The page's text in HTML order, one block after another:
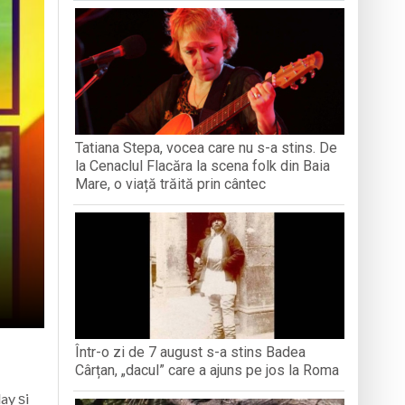
dedicat marelui voievod, la
stres, iar una dezvoltă anxietate,
orașul dintr-o perspectivă diferită
propriul talisman „prinzător de vise”
și
Tatiana Stepa, vocea care nu s-a stins. De
la Cenaclul Flacăra la scena folk din Baia
Mare, o viață trăită prin cântec
Într-o zi de 7 august s-a stins Badea
Cârțan, „dacul” care a ajuns pe jos la Roma